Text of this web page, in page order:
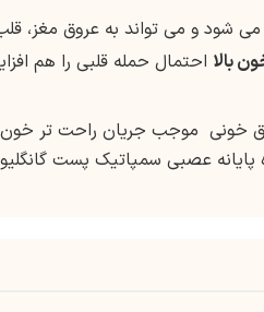
شود و می تواند به عروق مغز،
بالا احتمال حمله قلبی را هم
خونی موجب جریان راحت تر خون
پایانه عصبی سمپاتیک پست